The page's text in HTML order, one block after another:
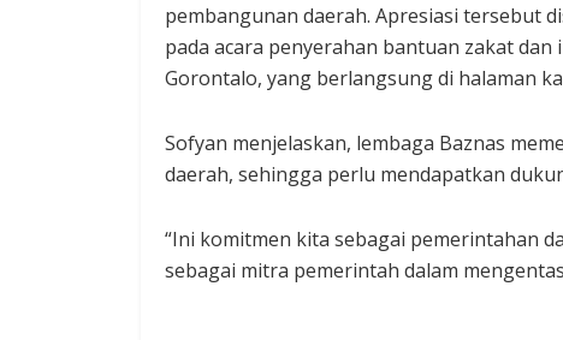
pembangunan daerah. Apresiasi tersebut
pada acara penyerahan bantuan zakat
Gorontalo, yang berlangsung di halaman
Sofyan menjelaskan, lembaga Baznas
daerah, sehingga perlu mendapatkan
“Ini komitmen kita sebagai pemerintahan
sebagai mitra pemerintah dalam